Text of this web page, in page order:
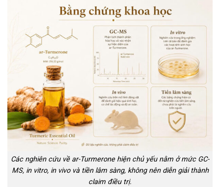
Các nghiên cứu về ar-Turmerone hiện chủ yếu nằm ở mức GC-
MS, in vitro, in vivo và tiền lâm sàng, không nên diễn giải thành
claim điều trị.